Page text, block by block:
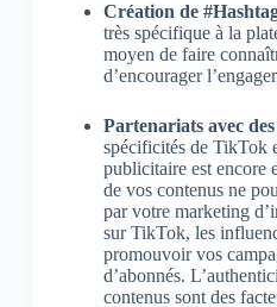
Création de
très spécifique à la
moyen de faire
d’encourager
Partenariats avec
spécificités de TikTok
publicitaire est encore
de vos contenus ne
par votre marketing
sur TikTok, les
promouvoir vos
d’abonnés.
contenus sont des